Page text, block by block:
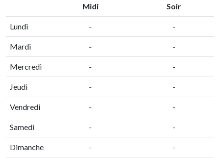
Midi Soir
Lundi - -
Mardi - -
Mercredi - -
Jeudi - -
Vendredi - -
Samedi - -
Dimanche - -